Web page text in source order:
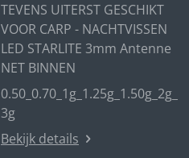
TEVENS UITERST GESCHIKT
VOOR CARP - NACHTVISSEN
LED STARLITE 3mm Antenne
NET BINNEN
0.50_0.70_1g_1.25g_1.50g_2g_
3g
Bekijk details